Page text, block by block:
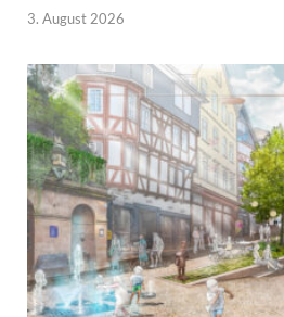
3. August 2026